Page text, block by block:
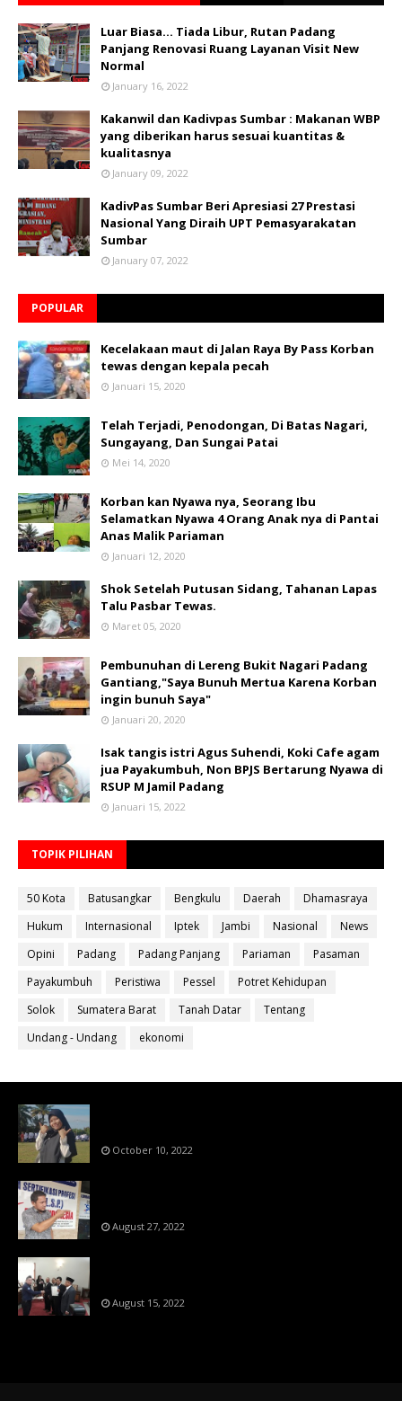
Luar Biasa... Tiada Libur, Rutan Padang
Panjang Renovasi Ruang Layanan Visit New
Normal
January 16, 2022
Kakanwil dan Kadivpas Sumbar : Makanan WBP
yang diberikan harus sesuai kuantitas &
kualitasnya
January 09, 2022
KadivPas Sumbar Beri Apresiasi 27 Prestasi
Nasional Yang Diraih UPT Pemasyarakatan
Sumbar
January 07, 2022
POPULAR
Kecelakaan maut di Jalan Raya By Pass Korban
tewas dengan kepala pecah
Januari 15, 2020
Telah Terjadi, Penodongan, Di Batas Nagari,
Sungayang, Dan Sungai Patai
Mei 14, 2020
Korban kan Nyawa nya, Seorang Ibu
Selamatkan Nyawa 4 Orang Anak nya di Pantai
Anas Malik Pariaman
Januari 12, 2020
Shok Setelah Putusan Sidang, Tahanan Lapas
Talu Pasbar Tewas.
Maret 05, 2020
Pembunuhan di Lereng Bukit Nagari Padang
Gantiang,"Saya Bunuh Mertua Karena Korban
ingin bunuh Saya"
Januari 20, 2020
Isak tangis istri Agus Suhendi, Koki Cafe agam
jua Payakumbuh, Non BPJS Bertarung Nyawa di
RSUP M Jamil Padang
Januari 15, 2022
TOPIK PILIHAN
50 Kota Batusangkar Bengkulu Daerah
Dhamasraya
Hukum
Internasional Iptek Jambi Nasional
News
Opini
Padang Padang Panjang Pariaman
Pasaman
Payakumbuh
Peristiwa Pessel
Potret Kehidupan
Solok
Sumatera Barat Tanah Datar
Tentang
Undang - Undang
ekonomi
October 10, 2022
August 27, 2022
August 15, 2022